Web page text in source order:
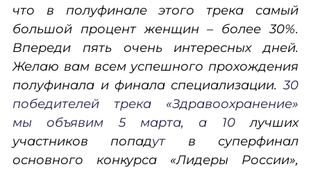
что в полуфинале этого трека самый
большой процент женщин – более 30%.
Впереди пять очень интересных дней.
Желаю вам всем успешного прохождения
полуфинала и финала специализации. 30
победителей трека «Здравоохранение»
мы объявим 5 марта, а 10лучших
участников попадутв суперфинал
основного конкурса «Лидеры России»,